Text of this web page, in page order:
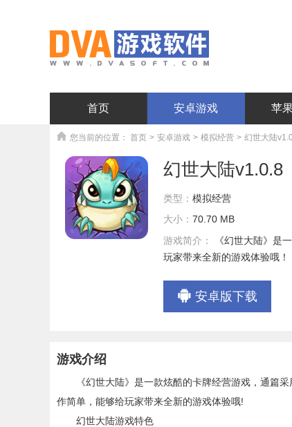
首页 安卓游戏 苹
您当前的位置： 首页 > 安卓游戏 > 模拟经营 > 幻世大陆
幻世大陆v1.0.8
类型： 模拟经营
大小： 70.70 MB
游戏简介：
《幻世大陆》是
玩家带来全新的游戏体验哦！
安卓版下载
游戏介绍
《幻世大陆》是一款炫酷的卡牌经营游戏，通篇采
作简单，能够给玩家带来全新的游戏体验哦!
幻世大陆游戏特色